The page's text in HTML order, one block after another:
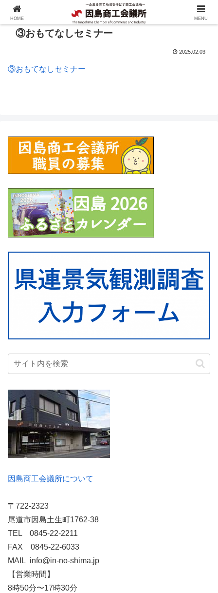
③おもてなしセミナー
2025.02.03
③おもてなしセミナー
因島商工会議所について
〒722-2323
尾道市因島土生町1762-38
TEL 0845-22-2211
FAX 0845-22-6033
MAIL info@in-no-shima.jp
【営業時間】
8時50分〜17時30分
HOME MENU